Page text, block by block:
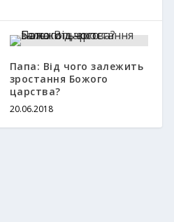
Папа: Від чого залежить
зростання Божого
царства?
20.06.2018